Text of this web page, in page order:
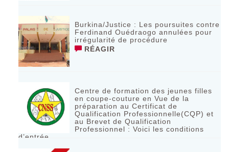
Burkina/Justice : Les poursuites contre
Ferdinand Ouédraogo annulées pour
irrégularité de procédure
RÉAGIR
Centre de formation des jeunes filles
en coupe-couture en Vue de la
préparation au Certificat de
Qualification Professionnelle(CQP) et
au Brevet de Qualification
Professionnel : Voici les conditions
d’entrée